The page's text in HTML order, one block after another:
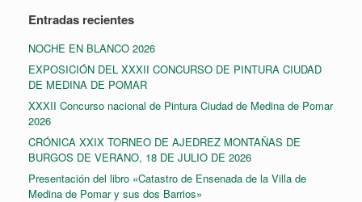
Entradas recientes
NOCHE EN BLANCO 2026
EXPOSICIÓN DEL XXXII CONCURSO DE PINTURA CIUDAD
DE MEDINA DE POMAR
XXXII Concurso nacional de Pintura Ciudad de Medina de Pomar
2026
CRÓNICA XXIX TORNEO DE AJEDREZ MONTAÑAS DE
BURGOS DE VERANO, 18 DE JULIO DE 2026
Presentación del libro «Catastro de Ensenada de la Villa de
Medina de Pomar y sus dos Barrios»